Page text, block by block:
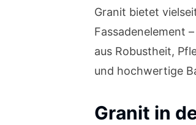
Granit bietet
Fassadenelement
aus Robustheit,
und hochwertige
Granit in